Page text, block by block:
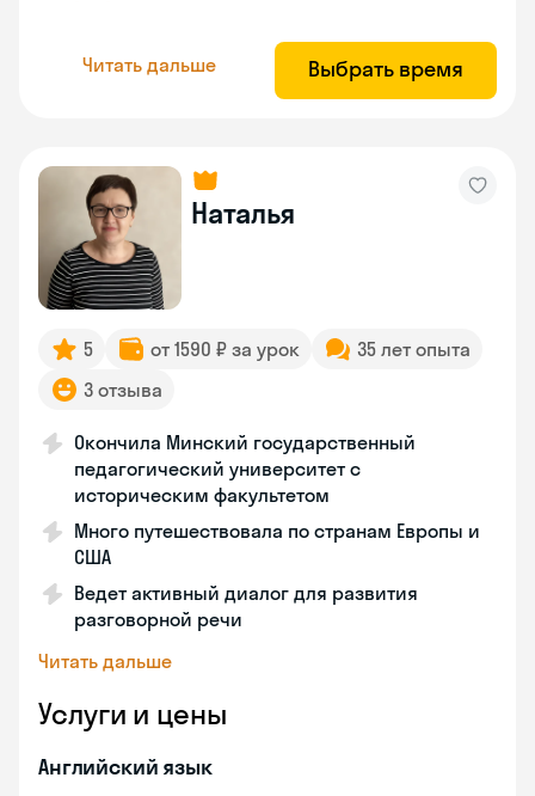
Читать дальше Выбрать время
Наталья
5 от 1590 ₽ за урок
35 лет опыта
3 отзыва
Окончила Минский государственный
педагогический университет с
историческим факультетом
Много путешествовала по странам Европы и
США
Ведет активный диалог для развития
разговорной речи
Читать дальше
Услуги и цены
Английский язык